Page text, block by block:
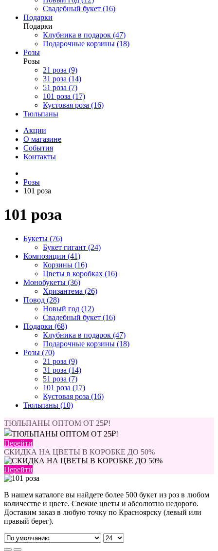
Свадебный букет (16)
Подарки
Подарки
Клубника в подарок (47)
Подарочные корзины (18)
Розы
Розы
21 роза (9)
31 роза (14)
51 роза (7)
101 роза (17)
Кустовая роза (16)
Тюльпаны
Акции
О магазине
События
Контакты
Розы
101 роза
101 роза
Букеты (76)
Букет гигант (24)
Композиции (41)
Корзины (16)
Цветы в коробках (16)
Монобукеты (36)
Хризантема (26)
Повод (28)
Новый год (12)
Свадебный букет (16)
Подарки (68)
Клубника в подарок (47)
Подарочные корзины (18)
Розы (70)
21 роза (9)
31 роза (14)
51 роза (7)
101 роза (17)
Кустовая роза (16)
Тюльпаны (10)
ТЮЛЬПАНЫ ОПТОМ ОТ 25₽!
Перейти
СКИДКА НА ЦВЕТЫ В КОРОБКЕ ДО 50%
Перейти
В нашем каталоге вы найдете более 500 букет из роз в любом
количестве и цвете. Свежие цветы и абсолютно недорого.
Доставим заказ в любую точку по Красноярску (левый или
правый берег).